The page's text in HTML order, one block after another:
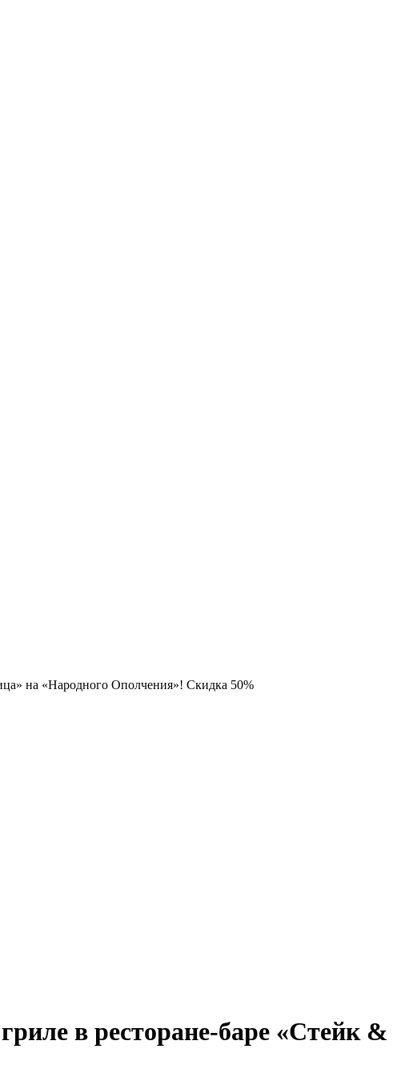
на «Народного Ополчения»! Скидка 50%
в ресторане-баре «Стейк &